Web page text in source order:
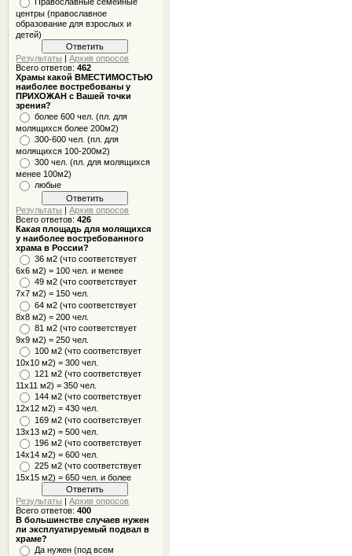
центры (православное
образование для взрослых и
детей)
Результаты |Архив опросов
Всего ответов:462
Храмы какой ВМЕСТИМОСТЬЮ
наиболее востребованы у
ПРИХОЖАН с Вашей точки
зрения?
более 600 чел. (пл. для
молящихся более 200м2)
300-600 чел. (пл. для
молящихся 100-200м2)
300 чел. (пл. для молящихся
менее 100м2)
любые
Результаты |Архив опросов
Всего ответов:426
Какая площадь для молящихся
у наиболее востребованного
храма в России?
36 м2 (что соответствует
6x6 м2) = 100 чел. и менее
49 м2 (что соответствует
7x7 м2) = 150 чел.
64 м2 (что соответствует
8x8 м2) = 200 чел.
81 м2 (что соответствует
9х9 м2) = 250 чел.
100 м2 (что соответствует
10x10 м2) = 300 чел.
121 м2 (что соответствует
11х11 м2) = 350 чел.
144 м2 (что соответствует
12х12 м2) = 430 чел.
169 м2 (что соответствует
13х13 м2) = 500 чел.
196 м2 (что соответствует
14х14 м2) = 600 чел.
225 м2 (что соответствует
15х15 м2) = 650 чел. и более
Результаты |Архив опросов
Всего ответов:400
В большинстве случаев нужен
ли эксплуатируемый подвал в
храме?
Да нужен (под всем